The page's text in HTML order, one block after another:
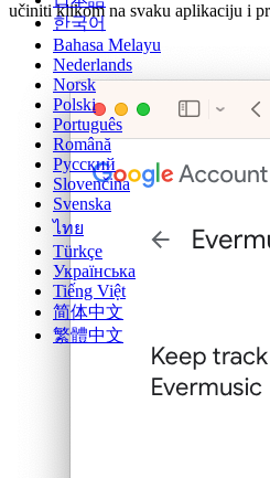
한국어
Bahasa Melayu
Nederlands
Norsk
Polski
Português
Română
Русский
Slovenčina
Svenska
ไทย
Türkçe
Українська
Tiếng Việt
简体中文
繁體中文
učiniti klikom na svaku aplikaciju i